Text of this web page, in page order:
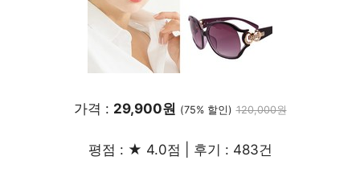
가격 : 29,900원 (75% 할인) 120,000원
평점 : ★ 4.0점 | 후기 : 483건